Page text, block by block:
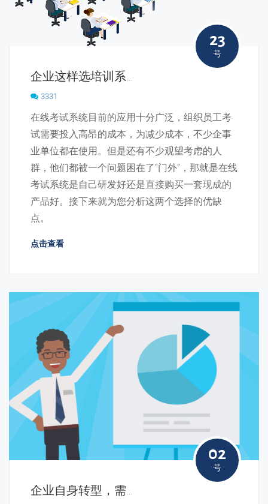
23
号
企业这样选培训系统才对，开发还是购买自己选择！
3331
在线考试系统目前的应用十分广泛，组织员工考
试需要投入高昂的成本，为减少成本，不少企事
业单位都在使用。但是还有不少观望考虑的人
群，他们都被一个问题困在了“门外”，那就是在线
考试系统是自己研发好还是直接购买一套现成的
产品好。接下来就为您分析这两个选择的优缺
点。
点击查看
02
号
企业自身转型，需要一款企业内训APP!